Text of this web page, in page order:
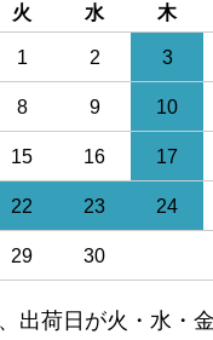
火 水 木
1 2 3
8 9 10
15 16 17
22 23 24
29 30
出荷日が火・水・